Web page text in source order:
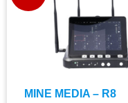
MINE MEDIA – R8